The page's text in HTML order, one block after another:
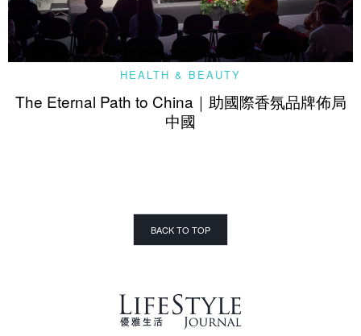
HEALTH & BEAUTY
The Eternal Path to China｜助國際香氛品牌佈局
中國
BACK TO TOP